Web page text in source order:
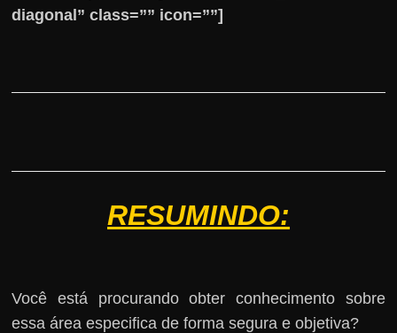
diagonal” class=”” icon=””]
RESUMINDO:
Você está procurando obter conhecimento sobre
essa área especifica de forma segura e objetiva?